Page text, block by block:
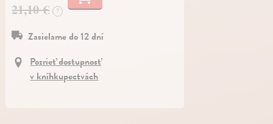
21,10 €
?
Zasielame do 12 dní
Pozrieť dostupnosť
v kníhkupectvách